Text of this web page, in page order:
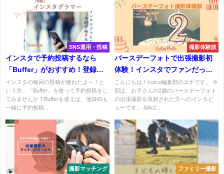
SNS運用・投稿
インスタで予約投稿するなら
「Buffer」がおすすめ！登録か
ら解説
インスタの毎回の投稿が疲れたよ～！と
いう方、「Buffer」を使って予約投稿をし
てみませんか？Bufferを使えば、他SNSも
一緒に予約投稿...
撮影体験談
バースデーフォトで出張撮影初
体験！インスタでファンだった
カメラマンへ依頼
こんにちは！cuicui編集部のエナです。 今
回は、お子さんの2歳のバースデーフォト
の出張撮影を依頼された方へのインタビ
ューです。 &#x2...
撮影マッチング ファミリー撮影